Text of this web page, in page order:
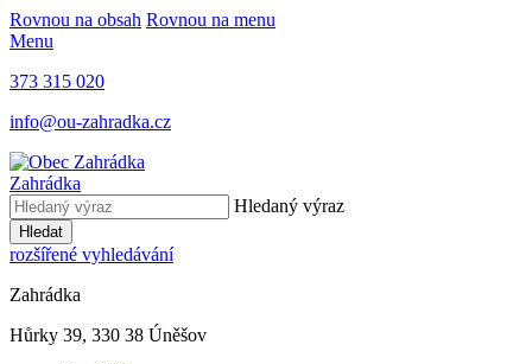
Rovnou na obsah Rovnou na menu
Menu
373 315 020
info@ou-zahradka.cz
Zahrádka
Hledaný výraz
Hledat
rozšířené vyhledávání
Zahrádka
Hůrky 39, 330 38 Úněšov